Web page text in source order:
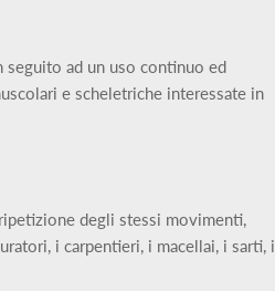
seguito ad un uso continuo ed
e scheletriche interessate in
degli stessi movimenti,
i carpentieri, i macellai, i sarti, i